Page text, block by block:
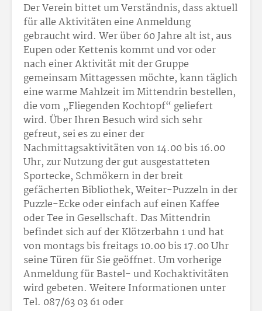
Der Verein bittet um Verständnis, dass aktuell
für alle Aktivitäten eine Anmeldung
gebraucht wird. Wer über 60 Jahre alt ist, aus
Eupen oder Kettenis kommt und vor oder
nach einer Aktivität mit der Gruppe
gemeinsam Mittagessen möchte, kann täglich
eine warme Mahlzeit im Mittendrin bestellen,
die vom „Fliegenden Kochtopf“ geliefert
wird. Über Ihren Besuch wird sich sehr
gefreut, sei es zu einer der
Nachmittagsaktivitäten von 14.00 bis 16.00
Uhr, zur Nutzung der gut ausgestatteten
Sportecke, Schmökern in der breit
gefächerten Bibliothek, Weiter-Puzzeln in der
Puzzle-Ecke oder einfach auf einen Kaffee
oder Tee in Gesellschaft. Das Mittendrin
befindet sich auf der Klötzerbahn 1 und hat
von montags bis freitags 10.00 bis 17.00 Uhr
seine Türen für Sie geöffnet. Um vorherige
Anmeldung für Bastel- und Kochaktivitäten
wird gebeten. Weitere Informationen unter
Tel. 087/63 03 61 oder